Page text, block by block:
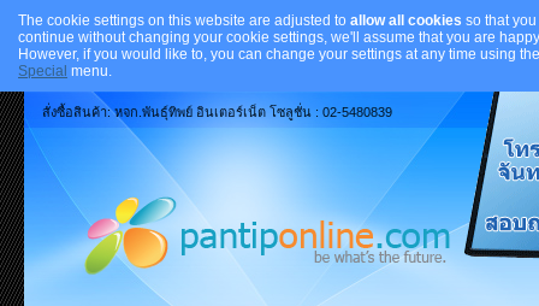
The cookie settings on this website are adjusted to allow all cookies so that
continue without changing your cookie settings, we'll assume that you are
However, if you would like to, you can change your settings at any time using
Special menu.
สั่งซื้อสินค้า: หจก.พันธุ์ทิพย์ อินเตอร์เน็ต โซลูชั่น : 02-5480839